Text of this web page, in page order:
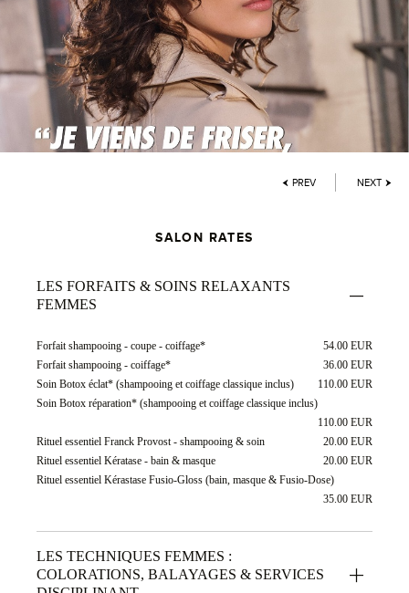
PREV NEXT
SALON RATES
LES FORFAITS & SOINS RELAXANTS
FEMMES
Forfait shampooing - coupe - coiffage*
54.00 EUR
Forfait shampooing - coiffage*
36.00 EUR
Soin Botox éclat* (shampooing et coiffage classique inclus)
110.00 EUR
Soin Botox réparation* (shampooing et coiffage classique inclus)
110.00 EUR
Rituel essentiel Franck Provost - shampooing & soin
20.00 EUR
Rituel essentiel Kératase - bain & masque
20.00 EUR
Rituel essentiel Kérastase Fusio-Gloss (bain, masque & Fusio-Dose)
35.00 EUR
LES TECHNIQUES FEMMES :
COLORATIONS, BALAYAGES & SERVICES